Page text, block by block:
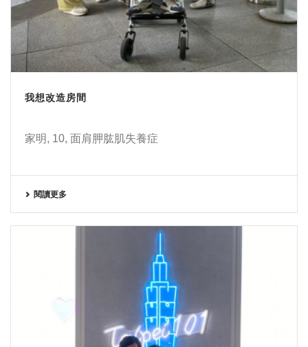
我想改造房間
家明, 10, 面肩胛肱肌失養症
閱讀更多